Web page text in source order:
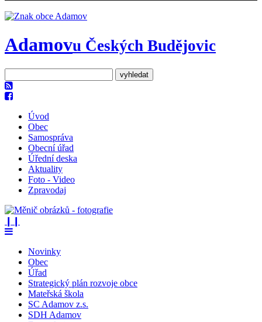
Adamovu Českých Budějovic
Úvod
Obec
Samospráva
Obecní úřad
Úřední deska
Aktuality
Foto - Video
Zpravodaj
Novinky
Obec
Úřad
Strategický plán rozvoje obce
Mateřská škola
SC Adamov z.s.
SDH Adamov